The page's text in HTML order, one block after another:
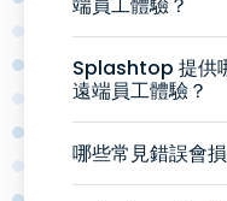
Splashtop 提供
遠端員工體驗？
哪些常見錯誤會